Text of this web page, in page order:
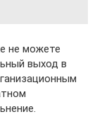
не можете
выход в